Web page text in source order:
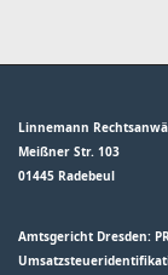
Linnemann
Meißner Str. 103
01445 Radebeul
Amtsgericht Dresden: